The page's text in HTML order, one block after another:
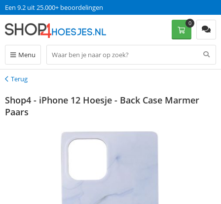
Een 9.2 uit 25.000+ beoordelingen
Menu
0
Terug
Terug
Shop4 - iPhone 12 Hoesje - Back Case Marmer
Paars